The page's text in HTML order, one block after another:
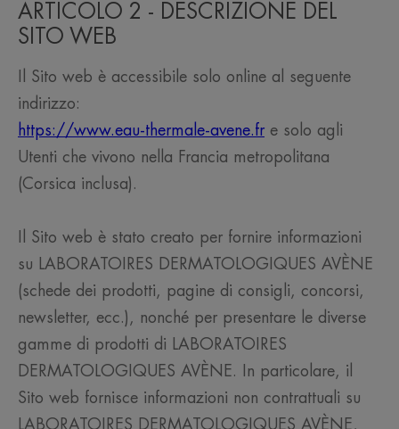
ARTICOLO 2 - DESCRIZIONE DEL
SITO WEB
Il Sito web è accessibile solo online al seguente
indirizzo:
https://www.eau-thermale-avene.fr e solo agli
Utenti che vivono nella Francia metropolitana
(Corsica inclusa).
Il Sito web è stato creato per fornire informazioni
su LABORATOIRES DERMATOLOGIQUES AVÈNE
(schede dei prodotti, pagine di consigli, concorsi,
newsletter, ecc.), nonché per presentare le diverse
gamme di prodotti di LABORATOIRES
DERMATOLOGIQUES AVÈNE. In particolare, il
Sito web fornisce informazioni non contrattuali su
LABORATOIRES DERMATOLOGIQUES AVÈNE,